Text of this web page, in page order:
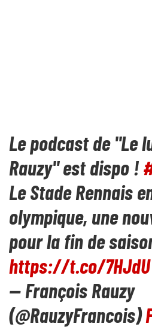
Le podcast de "Le
Rauzy" est dispo !
Le Stade Rennais
olympique, une
pour la fin de
https://t.co/
— François Rauzy
(@RauzyFrancois)